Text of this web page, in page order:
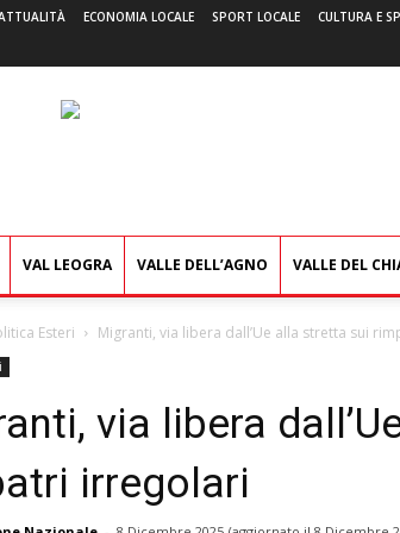
ECONOMIA LOCALE SPORT LOCALE CULTURA E
VAL LEOGRA VALLE DELL’AGNO VALLE DEL
Esteri Migranti, via libera dall’Ue alla stretta sui
via libera
irregolari